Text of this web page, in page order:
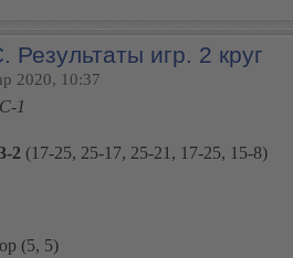
игр. 2 круг
2020, 10:37
1
2 (17-25, 25-17, 25-21, 17-25, 15-8)
(5, 5)